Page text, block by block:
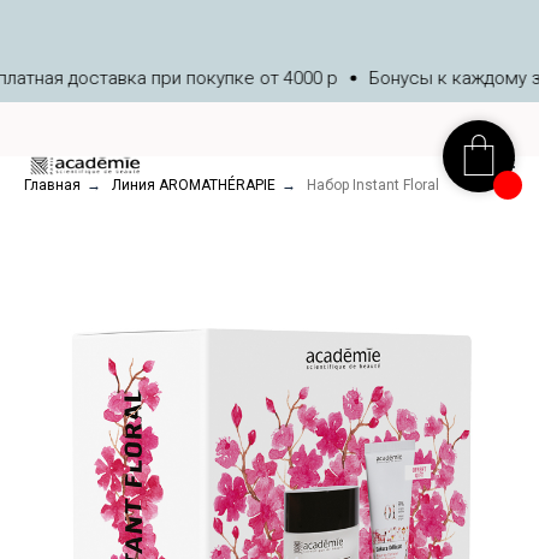
доставка при покупке от 4000 р Бонусы к каждому
Главная → Линия AROMATHÉRAPIE → Набор Instant Floral